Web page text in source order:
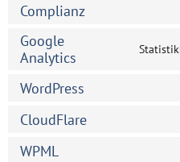
Complianz
Google
Analytics
WordPress
CloudFlare
WPML